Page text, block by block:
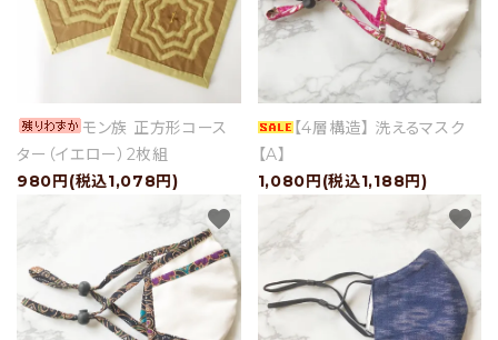
モン族 正方形コース
ター（イエロー）2枚組
980円(税込1,078円)
【4層構造】 洗えるマスク
【A】
1,080円(税込1,188円)
favorite favorite